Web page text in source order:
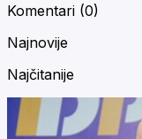
Komentari (0)
Najnovije
Najčitanije